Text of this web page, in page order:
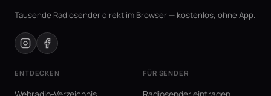
Tausende Radiosender direkt im Browser — kostenlos, ohne App.
ENTDECKEN FÜR SENDER